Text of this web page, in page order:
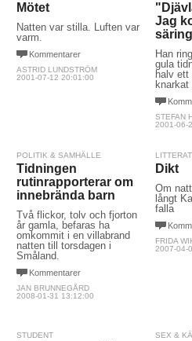
Mötet
Natten var stilla. Luften var
varm.
Kommentarer
ASTRID LUNDSTRÖM
2001-07-12 20:01:00
Jag
Han
gula
halv ett
STEFAN
2001-06-
POLITIK & SAMHÄLLE
Tidningen
rutinrapporterar om
innebrända barn
Två flickor, tolv och fjorton
år gamla, befaras ha
omkommit i en villabrand
natten till torsdagen i
Småland.
Kommentarer
JAN BRUNNEGÅRD
2008-01-31 13:12:00
Dikt
Om
långt
falla
FRIDA
2007-04-
STUDENT SEX &